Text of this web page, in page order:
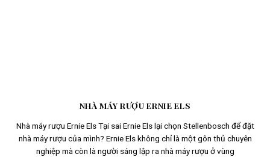
NHÀ MÁY RƯỢU ERNIE ELS
Nhà máy rượu Ernie Els Tại sai Ernie Els lại chọn Stellenbosch để đặt
nhà máy rượu của mình? Ernie Els không chỉ là một gôn thủ chuyên
nghiệp mà còn là người sáng lập ra nhà máy rượu ở vùng